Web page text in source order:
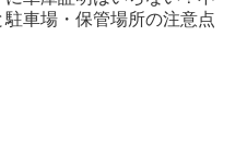
駐車場・保管場所の注意点